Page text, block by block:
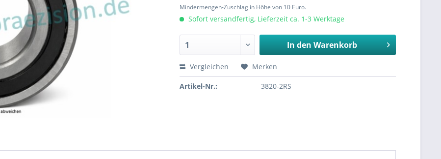
Mindermengen-Zuschlag in Höhe von 10 Euro.
Sofort versandfertig, Lieferzeit ca. 1-3 Werktage
In den Warenkorb
Vergleichen Merken
Artikel-Nr.: 3820-2RS